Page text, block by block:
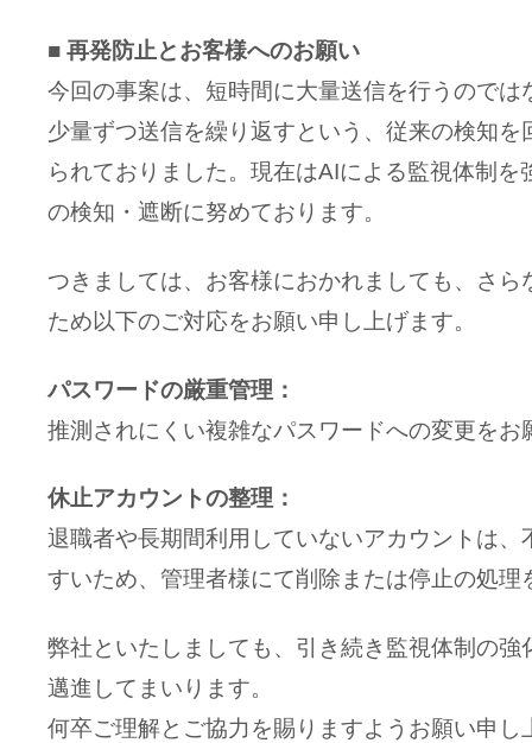
■ 再発防止とお客様へのお願い
今回の事案は、短時間に大量送信を行うのでは
少量ずつ送信を繰り返すという、従来の検知を
られておりました。現在はAIによる監視体制を
の検知・遮断に努めております。
つきましては、お客様におかれましても、さら
ため以下のご対応をお願い申し上げます。
パスワードの厳重管理：
推測されにくい複雑なパスワードへの変更をお
休止アカウントの整理：
退職者や長期間利用していないアカウントは、
すいため、管理者様にて削除または停止の処理
弊社といたしましても、引き続き監視体制の強
邁進してまいります。
何卒ご理解とご協力を賜りますようお願い申し